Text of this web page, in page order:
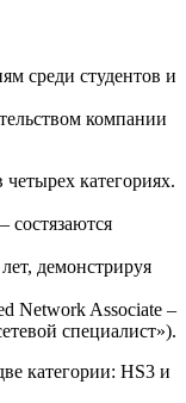
среди студентов и
компании
категориях.
состязаются
демонстрируя
Network Associate –
специалист»).
категории: HS3 и